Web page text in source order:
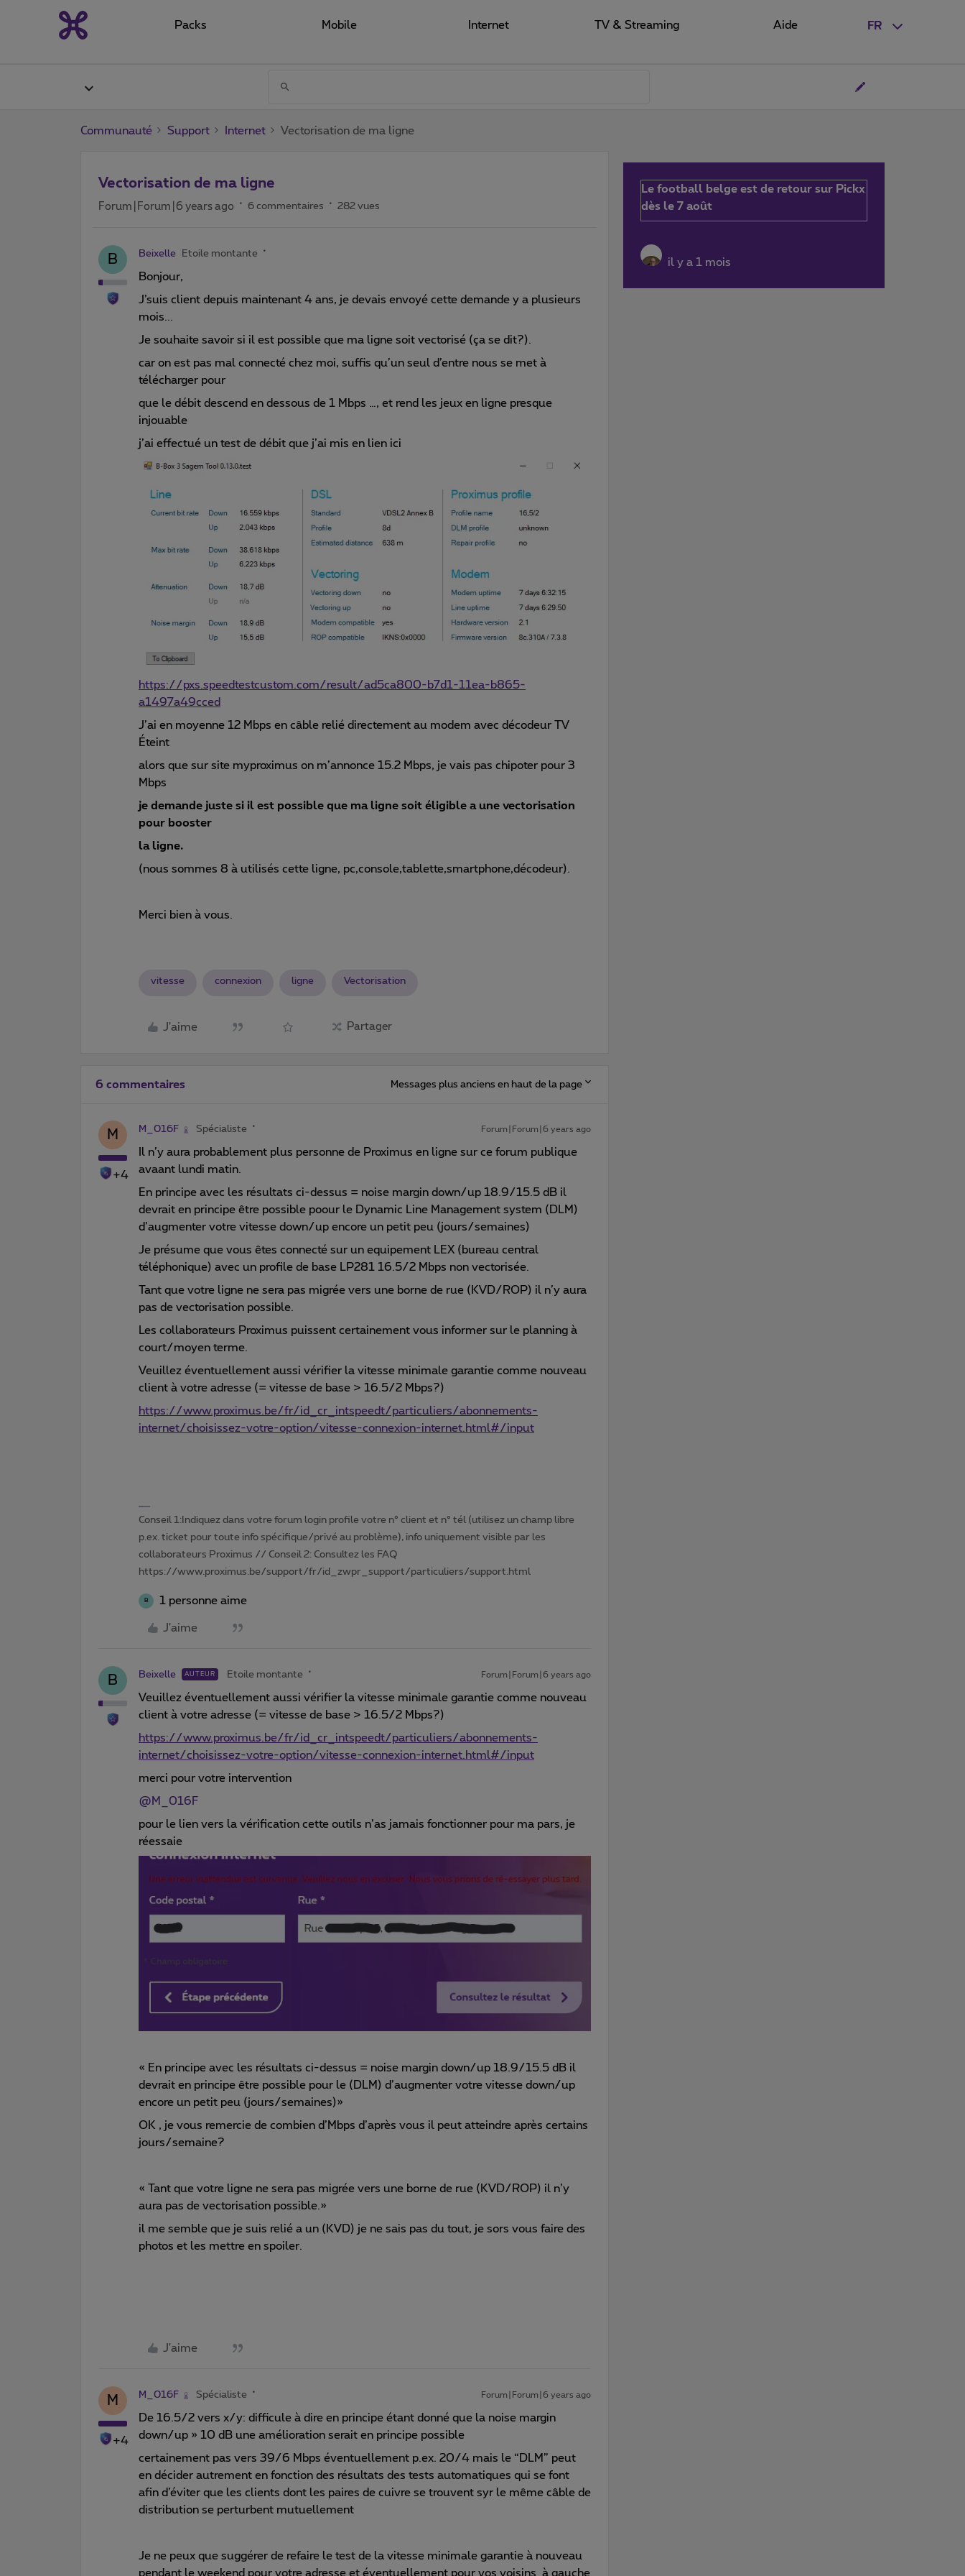
FR
Packs Mobile Internet TV & Streaming Aide
Communauté Support Internet Vectorisation de ma ligne
Vectorisation de ma ligne
Forum|Forum|6 years ago 6 commentaires 282 vues
B Beixelle Etoile montante
Bonjour,
J’suis client depuis maintenant 4 ans, je devais envoyé cette demande y a plusieurs
mois...
Je souhaite savoir si il est possible que ma ligne soit vectorisé (ça se dit?).
car on est pas mal connecté chez moi, suffis qu’un seul d’entre nous se met à
télécharger pour
que le débit descend en dessous de 1 Mbps …, et rend les jeux en ligne presque
injouable
j’ai effectué un test de débit que j’ai mis en lien ici
https://pxs.speedtestcustom.com/result/ad5ca800-b7d1-11ea-b865-
a1497a49cced
J’ai en moyenne 12 Mbps en câble relié directement au modem avec décodeur TV
Éteint
alors que sur site myproximus on m’annonce 15.2 Mbps, je vais pas chipoter pour 3
Mbps
je demande juste si il est possible que ma ligne soit éligible a une vectorisation
pour booster
la ligne.
(nous sommes 8 à utilisés cette ligne, pc,console,tablette,smartphone,décodeur).
Merci bien à vous.
vitesse connexion ligne Vectorisation
J'aime Partager
6 commentaires Messages plus anciens en haut de la page
M
+4
M_016F Spécialiste Forum|Forum|6 years ago
Il n’y aura probablement plus personne de Proximus en ligne sur ce forum publique
avaant lundi matin.
En principe avec les résultats ci-dessus = noise margin down/up 18.9/15.5 dB il
devrait en principe être possible poour le Dynamic Line Management system (DLM)
d’augmenter votre vitesse down/up encore un petit peu (jours/semaines)
Je présume que vous êtes connecté sur un equipement LEX (bureau central
téléphonique) avec un profile de base LP281 16.5/2 Mbps non vectorisée.
Tant que votre ligne ne sera pas migrée vers une borne de rue (KVD/ROP) il n’y aura
pas de vectorisation possible.
Les collaborateurs Proximus puissent certainement vous informer sur le planning à
court/moyen terme.
Veuillez éventuellement aussi vérifier la vitesse minimale garantie comme nouveau
client à votre adresse (= vitesse de base > 16.5/2 Mbps?)
https://www.proximus.be/fr/id_cr_intspeedt/particuliers/abonnements-
internet/choisissez-votre-option/vitesse-connexion-internet.html#/input
Conseil 1:Indiquez dans votre forum login profile votre n° client et n° tél (utilisez un champ libre
p.ex. ticket pour toute info spécifique/privé au problème), info uniquement visible par les
collaborateurs Proximus // Conseil 2: Consultez les FAQ
https://www.proximus.be/support/fr/id_zwpr_support/particuliers/support.html
B 1 personne aime
J'aime
B Beixelle AUTEUR Etoile montante Forum|Forum|6 years ago
Veuillez éventuellement aussi vérifier la vitesse minimale garantie comme nouveau
client à votre adresse (= vitesse de base > 16.5/2 Mbps?)
https://www.proximus.be/fr/id_cr_intspeedt/particuliers/abonnements-
internet/choisissez-votre-option/vitesse-connexion-internet.html#/input
merci pour votre intervention
@M_016F
pour le lien vers la vérification cette outils n’as jamais fonctionner pour ma pars, je
réessaie
« En principe avec les résultats ci-dessus = noise margin down/up 18.9/15.5 dB il
devrait en principe être possible pour le (DLM) d’augmenter votre vitesse down/up
encore un petit peu (jours/semaines)»
OK , je vous remercie de combien d’Mbps d’après vous il peut atteindre après certains
jours/semaine?
« Tant que votre ligne ne sera pas migrée vers une borne de rue (KVD/ROP) il n’y
aura pas de vectorisation possible.»
il me semble que je suis relié a un (KVD) je ne sais pas du tout, je sors vous faire des
photos et les mettre en spoiler.
J'aime
M
+4
M_016F Spécialiste Forum|Forum|6 years ago
De 16.5/2 vers x/y: difficule à dire en principe étant donné que la noise margin
down/up » 10 dB une amélioration serait en principe possible
certainement pas vers 39/6 Mbps éventuellement p.ex. 20/4 mais le “DLM” peut
en décider autrement en fonction des résultats des tests automatiques qui se font
afin d’éviter que les clients dont les paires de cuivre se trouvent syr le même câble de
distribution se perturbent mutuellement
Je ne peux que suggérer de refaire le test de la vitesse minimale garantie à nouveau
pendant le weekend pour votre adresse et éventuellement pour vos voisins à gauche
Le football belge est de retour sur Pickx
dès le 7 août
il y a 1 mois